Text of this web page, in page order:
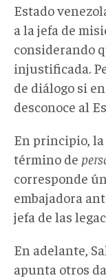
Estado
a la jefa de
considerando
injustificada.
de diálogo si
desconoce al
En principio, la
término de
corresponde
embajadora
jefa de las
En adelante,
apunta otros